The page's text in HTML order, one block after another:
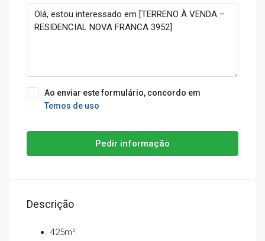
Ao enviar este formulário, concordo em
Temos de uso
Pedir informação
Descrição
425m².